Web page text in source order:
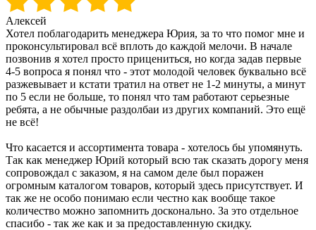
Алексей
Хотел поблагодарить менеджера Юрия, за то что помог мне и
проконсультировал всё вплоть до каждой мелочи. В начале
позвонив я хотел просто прицениться, но когда задав первые
4-5 вопроса я понял что - этот молодой человек буквально всё
разжевывает и кстати тратил на ответ не 1-2 минуты, а минут
по 5 если не больше, то понял что там работают серьезные
ребята, а не обычные раздолбаи из других компаний. Это ещё
не всё!
Что касается и ассортимента товара - хотелось бы упомянуть.
Так как менеджер Юрий который всю так сказать дорогу меня
сопровождал с заказом, я на самом деле был поражен
огромным каталогом товаров, который здесь присутствует. И
так же не особо понимаю если честно как вообще такое
количество можно запомнить досконально. За это отдельное
спасибо - так же как и за предоставленную скидку.